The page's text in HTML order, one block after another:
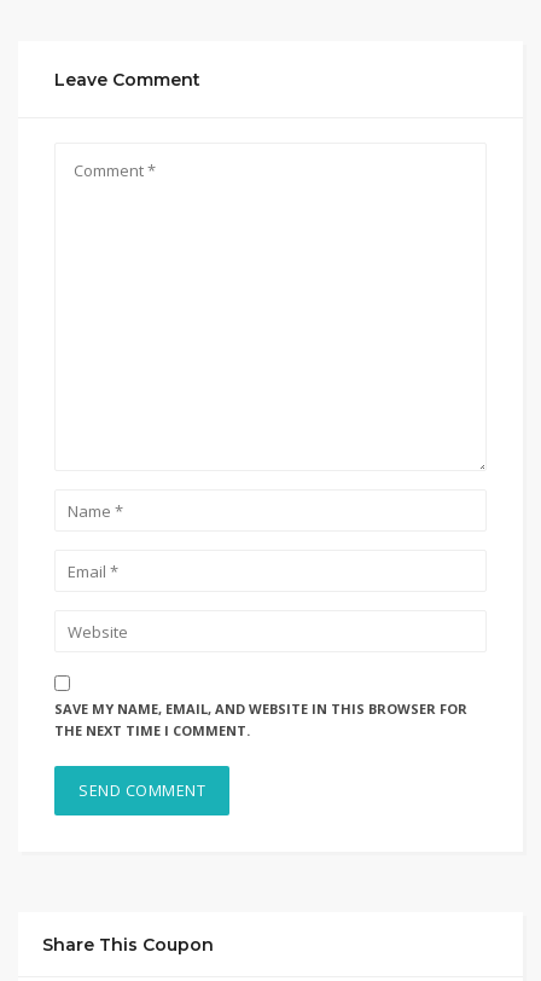
Leave Comment
SAVE MY NAME, EMAIL, AND WEBSITE IN THIS BROWSER FOR
THE NEXT TIME I COMMENT.
Share This Coupon